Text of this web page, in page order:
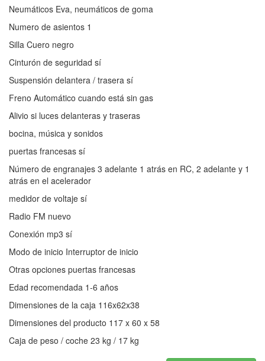
Neumáticos Eva, neumáticos de goma
Numero de asientos 1
Silla Cuero negro
Cinturón de seguridad sí
Suspensión delantera / trasera sí
Freno Automático cuando está sin gas
Alivio si luces delanteras y traseras
bocina, música y sonidos
puertas francesas sí
Número de engranajes 3 adelante 1 atrás en RC, 2 adelante y 1
atrás en el acelerador
medidor de voltaje sí
Radio FM nuevo
Conexión mp3 sí
Modo de inicio Interruptor de inicio
Otras opciones puertas francesas
Edad recomendada 1-6 años
Dimensiones de la caja 116x62x38
Dimensiones del producto 117 x 60 x 58
Caja de peso / coche 23 kg / 17 kg